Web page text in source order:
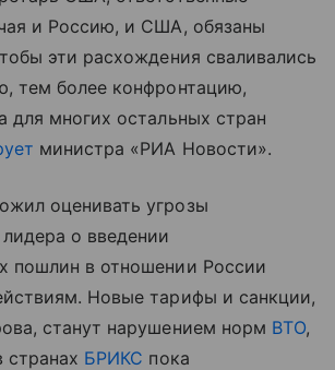
и Россию, и США, обязаны
эти расхождения сваливались
тем более конфронтацию,
для многих остальных стран
министра «РИА Новости».
оценивать угрозы
о введении
пошлин в отношении России
Новые тарифы и санкции,
станут нарушением норм ВТО,
странах БРИКС пока